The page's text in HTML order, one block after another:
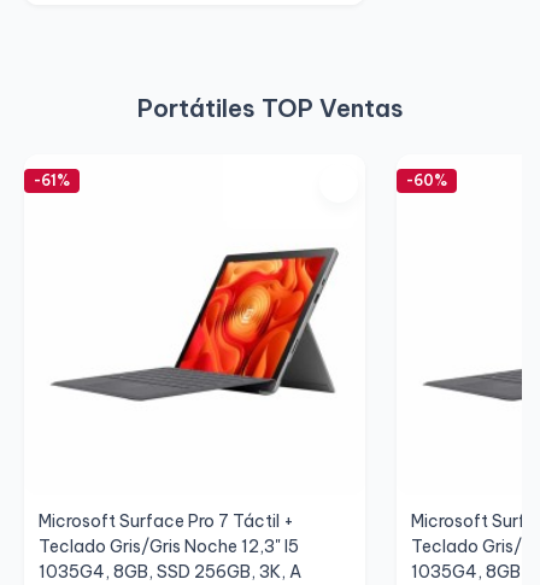
Portátiles TOP Ventas
-61%
Microsoft Surface Pro 7 Táctil +
Teclado Gris/Gris Noche 12,3" I5
1035G4, 8GB, SSD 256GB, 3K, A
-60%
Microsoft
Teclado Gris/
1035G4, 8GB,